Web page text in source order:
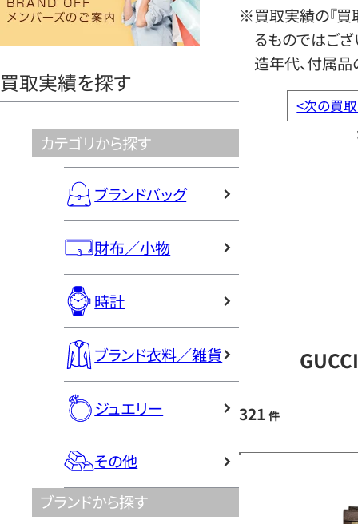
ヤ
買取実績を探す
カテゴリから探す
ブランドバッグ
財布／小物
時計
ブランド衣料／雑貨
ジュエリー
その他
ブランドから探す
※買取実績の『買
るものではござ
造年代、付属品
<次の買
321 件